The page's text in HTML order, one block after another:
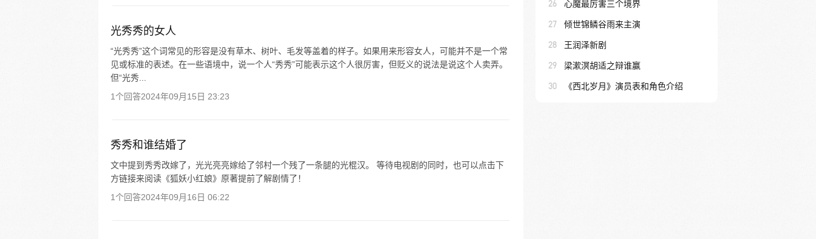
光秀秀的女人
“光秀秀”这个词常见的形容是没有草木、树叶、毛发等盖着的样子。如果用来形容女人，可能并不是一个常
见或标准的表述。在一些语境中，说一个人“秀秀”可能表示这个人很厉害，但贬义的说法是说这个人卖弄。
但“光秀...
1个回答2024年09月15日 23:23
秀秀和谁结婚了
文中提到秀秀改嫁了，光光亮亮嫁给了邻村一个残了一条腿的光棍汉。 等待电视剧的同时，也可以点击下
方链接来阅读《狐妖小红娘》原著提前了解剧情了！
1个回答2024年09月16日 06:22
26 心魔最厉害三个境界
27 倾世锦鳞谷雨来主演
28 王润泽新剧
29 梁漱溟胡适之辩谁赢
30 《西北岁月》演员表和角色介绍